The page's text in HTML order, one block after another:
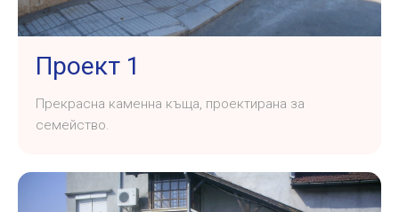
Проект 1
Прекрасна каменна къща, проектирана за
семейство.